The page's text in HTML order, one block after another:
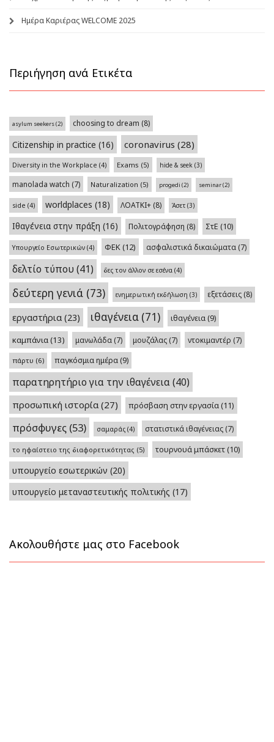
Ημέρα Καριέρας WELCOME 2025
Περιήγηση ανά Ετικέτα
asylum seekers(2) choosing to dream (8)
Citizenship in practice (16) coronavirus (28)
Diversity in the Workplace (4) Exams (5) hide & seek (3)
manolada watch (7) Naturalization (5) progedi (2) seminar(2)
side (4) worldplaces (18) ΛΟΑΤΚΙ+ (8) Άσετ (3)
Ιθαγένεια στην πράξη (16) Πολιτογράφηση (8) ΣτΕ (10)
Υπουργείο Εσωτερικών (4) ΦΕΚ(12) ασφαλιστικά δικαιώματα (7)
δελτίο τύπου (41) δες τον άλλον σε εσένα (4)
δεύτερη γενιά (73) ενημερωτική εκδήλωση (3) εξετάσεις (8)
εργαστήρια (23) ιθαγένεια (71) ιθαγένεια(9)
καμπάνια(13) μανωλάδα (7) μουζάλας (7) ντοκιμαντέρ (7)
πάρτυ (6) παγκόσμια ημέρα(9)
παρατηρητήριο για την ιθαγένεια(40)
προσωπική ιστορία (27) πρόσβαση στην εργασία(11)
πρόσφυγες (53) σαμαράς (4) στατιστικά ιθαγένειας (7)
το ηφαίστειο της διαφορετικότητας (5) τουρνουά μπάσκετ(10)
υπουργείο εσωτερικών (20)
υπουργείο μεταναστευτικής πολιτικής (17)
Ακολουθήστε μας στο Facebook